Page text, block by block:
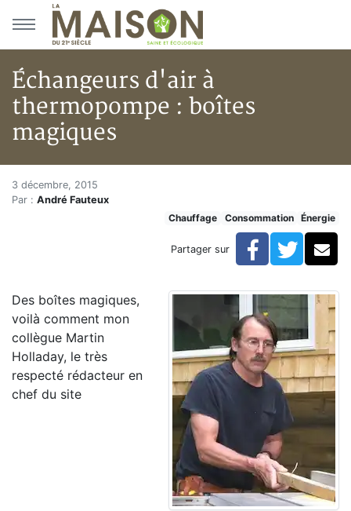
Aller au menu principal
Aller au contenu principal
Échangeurs d'air à
thermopompe : boîtes
magiques
Accueil
Articles
Échangeurs d'air à thermopompe : boîtes magiques
Échangeurs d'air à
3 décembre, 2015
Par : André Fauteux
Chauffage
Consommation Énergie
Partager sur Facebook
Des boîtes magiques,
voilà comment mon
collègue Martin
Holladay, le très
respecté rédacteur en
chef du site